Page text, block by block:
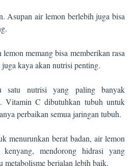
Asupan air lemon berlebih juga bisa
memang bisa memberikan rasa
kaya akan nutrisi penting.
satu nutrisi yang paling banyak
Vitamin C dibutuhkan tubuh untuk
perbaikan semua jaringan tubuh.
menurunkan berat badan, air lemon
kenyang, mendorong hidrasi yang
metabolisme berjalan lebih baik.